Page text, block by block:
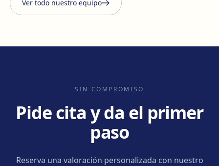
Ver todo nuestro equipo
SIN COMPROMISO
Pide cita y da el primer
paso
Reserva una valoración personalizada con nuestro